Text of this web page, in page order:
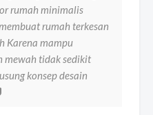
rumah minimalis
rumah terkesan
Karena mampu
mewah tidak sedikit
konsep desain